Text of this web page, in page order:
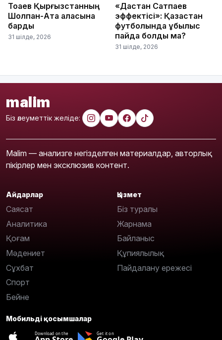
Тоқаев Қырғызстанның
Шолпан-Ата қаласына
барды
31 шілде, 2026
«Дастан Сатпаев
эффектісі»: Қазақстан
футболында құбылыс
пайда болды ма?
31 шілде, 2026
malim
Біз әлеуметтік желіде:
Malim — анализге негізделген материалдар, авторлық
пікірлер мен эксклюзив контент.
Айдарлар
Саясат
Аналитика
Қоғам
Мәдениет
Сұхбат
Спорт
Бейне
Қызмет
Біз туралы
Жарнама
Байланыс
Құпиялылық
Пайдалану ережесі
Мобильді қосымшалар
Download on the Get it on